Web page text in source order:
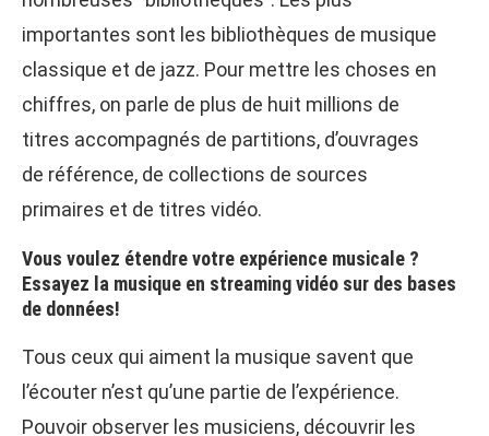
importantes sont les bibliothèques de musique
classique et de jazz. Pour mettre les choses en
chiffres, on parle de plus de huit millions de
titres accompagnés de partitions, d’ouvrages
de référence, de collections de sources
primaires et de titres vidéo.
Vous voulez étendre votre expérience musicale ?
Essayez la musique en streaming vidéo sur des bases
de données!
Tous ceux qui aiment la musique savent que
l’écouter n’est qu’une partie de l’expérience.
Pouvoir observer les musiciens, découvrir les